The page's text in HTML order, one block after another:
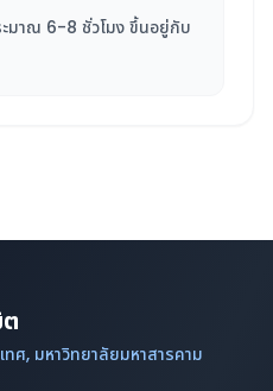
ะมาณ 6-8 ชั่วโมง ขึ้นอยู่กับ
ศ, มหาวิทยาลัยมหาสารคาม